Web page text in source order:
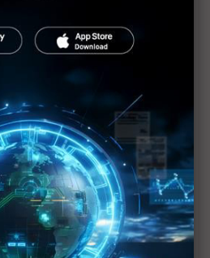
製造業景氣連9個月衰退
增3成 NVIDIA「清庫存」仍
破千萬輛 HEV需求強勁跨越
議持續推進 2026聚焦關鍵礦